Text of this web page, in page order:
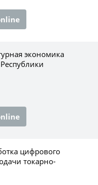
экономика
цифрового
токарно-